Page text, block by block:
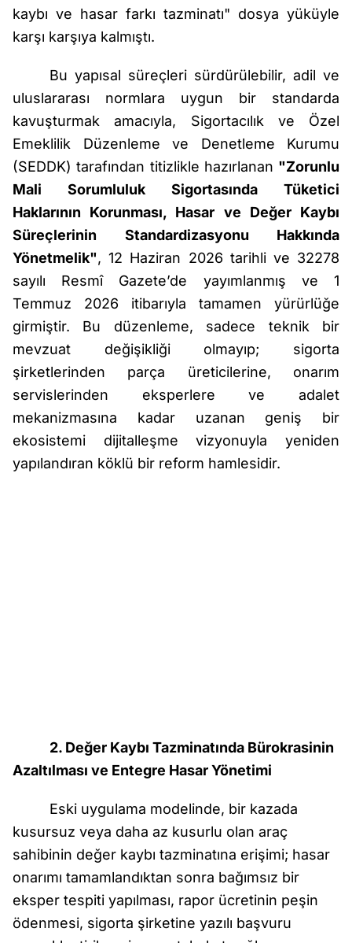
kaybı ve hasar farkı tazminatı" dosya yüküyle
karşı karşıya kalmıştı.
Bu yapısal süreçleri sürdürülebilir, adil ve
uluslararası normlara uygun bir standarda
kavuşturmak amacıyla, Sigortacılık ve Özel
Emeklilik Düzenleme ve Denetleme Kurumu
(SEDDK) tarafından titizlikle hazırlanan "Zorunlu
Mali Sorumluluk Sigortasında Tüketici
Haklarının Korunması, Hasar ve Değer Kaybı
Süreçlerinin Standardizasyonu Hakkında
Yönetmelik",12 Haziran 2026 tarihli ve 32278
sayılı Resmî Gazete’de yayımlanmış ve 1
Temmuz 2026 itibarıyla tamamen yürürlüğe
girmiştir. Bu düzenleme, sadece teknik bir
mevzuat değişikliği olmayıp; sigorta
şirketlerinden parça üreticilerine, onarım
servislerinden eksperlere ve adalet
mekanizmasına kadar uzanan geniş bir
ekosistemi dijitalleşme vizyonuyla yeniden
yapılandıran köklü bir reform hamlesidir.
2. Değer Kaybı Tazminatında Bürokrasinin
Azaltılması ve Entegre Hasar Yönetimi
Eski uygulama modelinde, bir kazada
kusursuz veya daha az kusurlu olan araç
sahibinin değer kaybı tazminatına erişimi; hasar
onarımı tamamlandıktan sonra bağımsız bir
eksper tespiti yapılması, rapor ücretinin peşin
ödenmesi, sigorta şirketine yazılı başvuru